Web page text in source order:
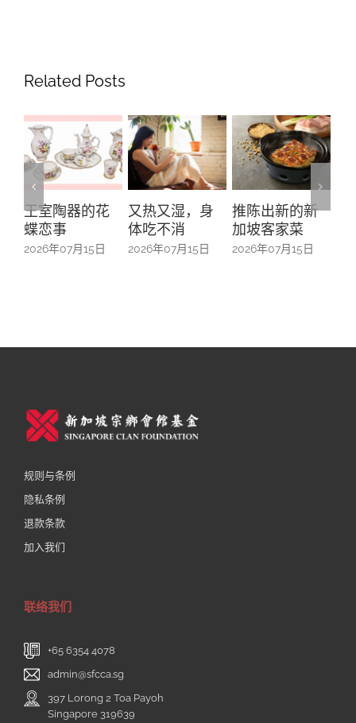
Related Posts
王室陶器的花
蝶恋事
2026年07月15日
又热又湿，身
体吃不消
2026年07月15日
推陈出新的新
加坡客家菜
2026年07月15日
规则与条例
隐私条例
退款条款
加入我们
联络我们
+65 6354 4078
admin@sfcca.sg
397 Lorong 2 Toa Payoh
Singapore 319639